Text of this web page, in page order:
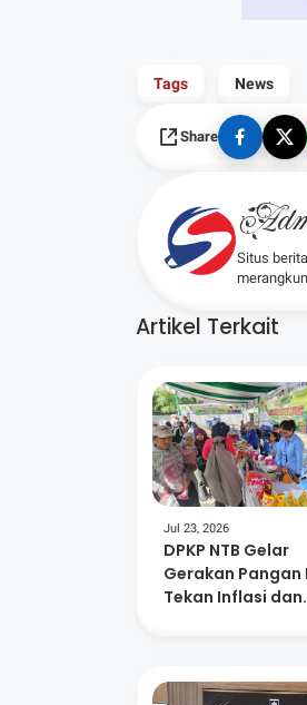
Tags News
Share
Situs
Artikel Terkait
Jul 23, 2026
DPKP NTB Gelar
Gerakan Pangan
Tekan Inflasi dan